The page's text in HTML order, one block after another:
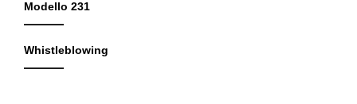
Modello 231
Whistleblowing